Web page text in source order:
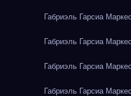
Габриэль Гарсиа
Габриэль Гарсиа
Габриэль Гарсиа
Габриэль Гарсиа